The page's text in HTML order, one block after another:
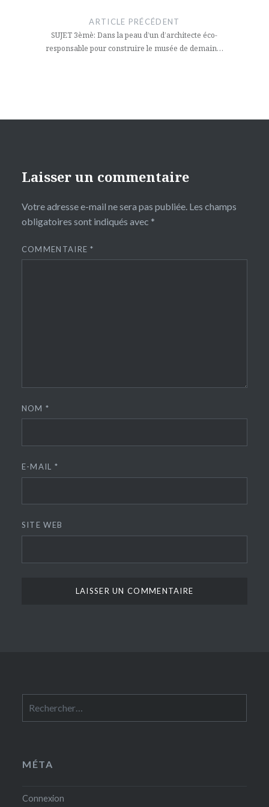
l’article
ARTICLE PRÉCÉDENT
SUJET 3èmè: Dans la peau d’un d’architecte éco-
responsable pour construire le musée de demain…
Laisser un commentaire
Votre adresse e-mail ne sera pas publiée. Les champs
obligatoires sont indiqués avec *
COMMENTAIRE*
NOM*
E-MAIL *
SITE WEB
MÉTA
Connexion